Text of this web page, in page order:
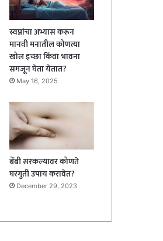
स्वप्नांचा अभ्यास करून
मानवी मनातील कोणत्या
खोल इच्छा किंवा भावना
समजून घेता येतात?
May 16, 2025
बेंबी सरकल्यावर कोणते
घरगुती उपाय करावेत?
December 29, 2023